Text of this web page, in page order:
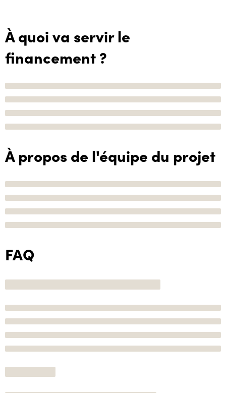
À quoi va servir le
financement ?
À propos de l'équipe du projet
FAQ